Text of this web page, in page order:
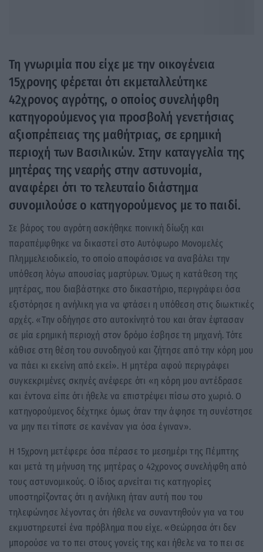
Τη γνωριμία που είχε με την οικογένεια
15χρονης φέρεται ότι εκμεταλλεύτηκε
42χρονος αγρότης, ο οποίος συνελήφθη
κατηγορούμενος για προσβολή γενετήσιας
αξιοπρέπειας της μαθήτριας, σε ερημική
περιοχή των Βασιλικών. Στην καταγγελία της
μητέρας της νεαρής στην αστυνομία,
αναφέρει ότι το τελευταίο διάστημα
συνομιλούσε ο κατηγορούμενος με το παιδί.
Σε βάρος του αγρότη ασκήθηκε ποινική δίωξη και
παραπέμφθηκε να δικαστεί στο Αυτόφωρο Μονομελές
Πλημμελειοδικείο, το οποίο αποφάσισε να αναβάλει την
υπόθεση λόγω απουσίας μαρτύρων. Όμως η κατάθεση της
μητέρας, που διαβάστηκε στο δικαστήριο, περιγράφει όσα
εξιστόρησε η ανήλικη για να φτάσει η υπόθεση στις διωκτικές
αρχές. «Την οδήγησε στο αυτοκίνητό του και όταν έφτασαν
σε μία ερημική περιοχή στον δρόμο έσβησε τη μηχανή. Τότε
κάθισε στη θέση του συνοδηγού και ζήτησε από την κόρη μου
να πάει κι εκείνη από εκεί». Η μητέρα αφού περιγράφει
συγκεκριμένες σκηνές ανέφερε ότι «η κόρη μου αντέδρασε
και έντονα είπε ότι ήθελε να επιστρέψει πίσω στο χωριό. Ο
κατηγορούμενος δέχτηκε όμως όταν την άφησε τη συνέστησε
να μην πει τίποτε σε κανέναν για όσα έγιναν».
Η 15χρονη μετέφερε όσα πέρασε το μεσημέρι της Πέμπτης
και μετά τη μήνυση της μητέρας ο 42χρονος συνελήφθη από
τους αστυνομικούς. Ο ίδιος αρνείται τις κατηγορίες
υποστηρίζοντας ότι η ανήλικη ήταν αυτή που του
τηλεφώνησε λέγοντας ότι ήθελε να συναντηθούν για να του
εκμυστηρευτεί ένα πρόβλημα που είχε. «Θεώρησα ότι δεν
μπορούσε να το πει στους γονείς της και ήθελε να το πει σε